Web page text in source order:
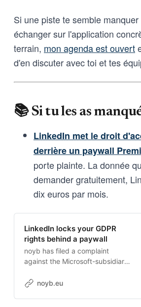
Si une piste te semble
échanger sur l'application
terrain, mon agenda est ouvert
d'en discuter avec toi et tes
📚 Si tu les as
LinkedIn met le droit
derrière un paywall
porte plainte. La donnée
demander gratuitement,
dix euros par mois.
LinkedIn locks your GDPR
rights behind a paywall
noyb has filed a complaint
against the Microsoft-subsidiary
authority
noyb.eu